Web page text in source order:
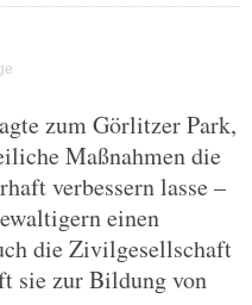
zum Görlitzer Park,
Maßnahmen die
verbessern lasse –
einen
die Zivilgesellschaft
sie zur Bildung von